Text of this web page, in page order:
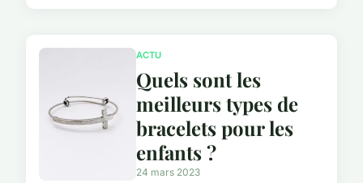
ACTU
Quels sont les
meilleurs types de
bracelets pour les
enfants ?
24 mars 2023